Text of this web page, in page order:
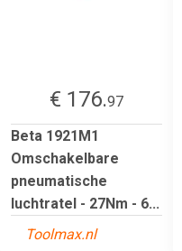
€ 176.97
Beta 1921M1
Omschakelbare
pneumatische
luchtratel - 27Nm - 6...
Toolmax.nl